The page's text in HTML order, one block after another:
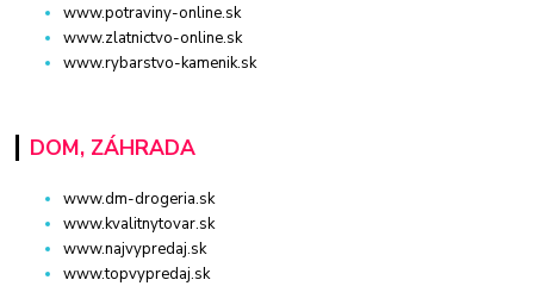
www.potraviny-online.sk
www.zlatnictvo-online.sk
www.rybarstvo-kamenik.sk
DOM, ZÁHRADA
www.dm-drogeria.sk
www.kvalitnytovar.sk
www.najvypredaj.sk
www.topvypredaj.sk